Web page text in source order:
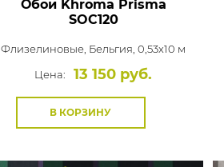
Обои Khroma Prisma
SOC120
Флизелиновые, Бельгия, 0,53x10 м
Цена:
13 150 руб.
В КОРЗИНУ